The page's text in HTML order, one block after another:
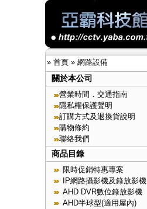
» 首頁» 網路設備
關於本公司
營業時間．交通指南
隱私權保護聲明
訂購方式及退換貨說明
購物條約
聯絡我們
商品目錄
限時促銷特惠專案
IP網路攝影機及錄放影機
AHD DVR數位錄放影機
AHD半球型(適用屋內)